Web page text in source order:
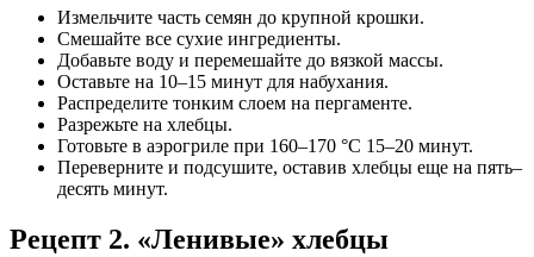
Измельчите часть семян до крупной крошки.
Смешайте все сухие ингредиенты.
Добавьте воду и перемешайте до вязкой массы.
Оставьте на 10–15 минут для набухания.
Распределите тонким слоем на пергаменте.
Разрежьте на хлебцы.
Готовьте в аэрогриле при 160–170 °C 15–20 минут.
Переверните и подсушите, оставив хлебцы еще на пять–
десять минут.
Рецепт 2. «Ленивые» хлебцы